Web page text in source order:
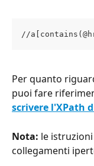
//
Per quanto
puoi fare
scrivere l'XPath
Nota: le
collegamenti